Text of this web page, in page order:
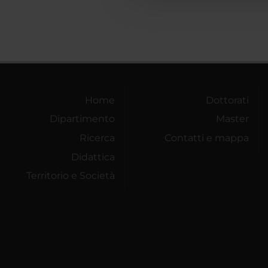
Home
Dipartimento
Ricerca
Didattica
Territorio e Società
Dottorati
Master
Contatti e mappa